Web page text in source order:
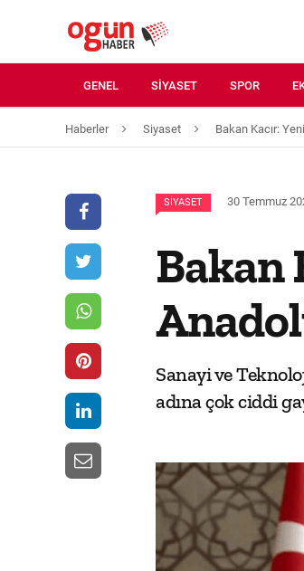
GENEL SIYASET SPOR
Haberler Siyaset Bakan Kacır:
SIYASET 30 Temmuz
Bakan
Sanayi ve
adına çok ciddi